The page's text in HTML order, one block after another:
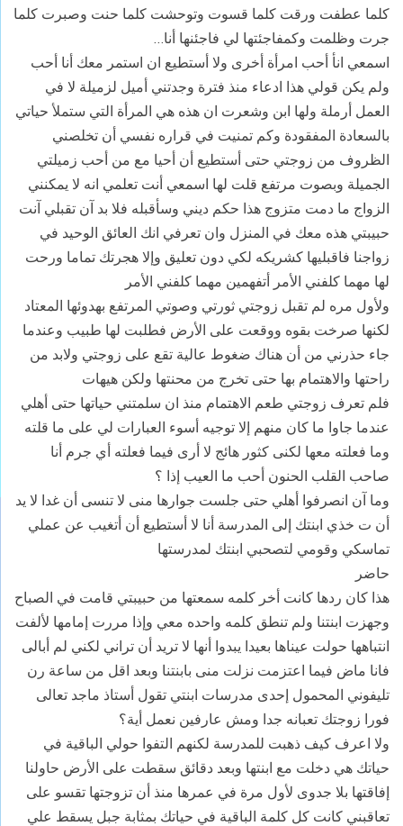
كلما عطفت ورقت كلما قسوت وتوحشت كلما حنت وصبرت كلما
جرت وظلمت وكمفاجئتها لي فاجئنها أنا…
اسمعي انأ أحب امرأة أخرى ولا أستطيع ان استمر معك أنا أحب
ولم يكن قولي هذا ادعاء منذ فترة وجدتني أميل لزميلة لا في
العمل أرملة ولها ابن وشعرت ان هذه هي المرأة التي ستملأ حياتي
بالسعادة المفقودة وكم تمنيت في قراره نفسي أن تخلصني
الظروف من زوجتي حتى أستطيع أن أحيا مع من أحب زميلتي
الجميلة وبصوت مرتفع قلت لها اسمعي أنت تعلمي انه لا يمكنني
الزواج ما دمت متزوج هذا حكم ديني وسأقبله فلا بد آن تقبلي آنت
حبيبتي هذه معك في المنزل وان تعرفي انك العائق الوحيد في
زواجنا فاقبليها كشريكه لكي دون تعليق وإلا هجرتك تماما ورحت
لها مهما كلفني الأمر أتفهمين مهما كلفني الأمر
ولأول مره لم تقبل زوجتي ثورتي وصوتي المرتفع بهدوئها المعتاد
لكنها صرخت بقوه ووقعت على الأرض فطلبت لها طبيب وعندما
جاء حذرني من أن هناك ضغوط عالية تقع على زوجتي ولابد من
راحتها والاهتمام بها حتى تخرج من محنتها ولكن هيهات
فلم تعرف زوجتي طعم الاهتمام منذ ان سلمتني حياتها حتى أهلي
عندما جاوا ما كان منهم إلا توجيه أسوء العبارات لي على ما قلته
وما فعلته معها لكنى كثور هائج لا أرى فيما فعلته أي جرم أنا
صاحب القلب الحنون أحب ما العيب إذا ؟
وما آن انصرفوا أهلي حتى جلست جوارها منى لا تنسى أن غدا لا يد
أن ت خذي ابنتك إلى المدرسة أنا لا أستطيع أن أتغيب عن عملي
تماسكي وقومي لتصحبي ابنتك لمدرستها
حاضر
هذا كان ردها كانت أخر كلمه سمعتها من حبيبتي قامت في الصباح
وجهزت ابنتنا ولم تنطق كلمه واحده معي وإذا مررت إمامها لألفت
انتباهها حولت عيناها بعيدا يبدوا أنها لا تريد أن تراني لكني لم أبالى
فانا ماض فيما اعتزمت نزلت منى بابنتنا وبعد اقل من ساعة رن
تليفوني المحمول إحدى مدرسات ابنتي تقول أستاذ ماجد تعالى
فورا زوجتك تعبانه جدا ومش عارفين نعمل أية؟
ولا اعرف كيف ذهبت للمدرسة لكنهم التفوا حولي الباقية في
حياتك هي دخلت مع ابنتها وبعد دقائق سقطت على الأرض حاولنا
إفاقتها بلا جدوى لأول مرة في عمرها منذ أن تزوجتها تقسو على
تعاقبني كانت كل كلمة الباقية في حياتك بمثابة جبل يسقط علي